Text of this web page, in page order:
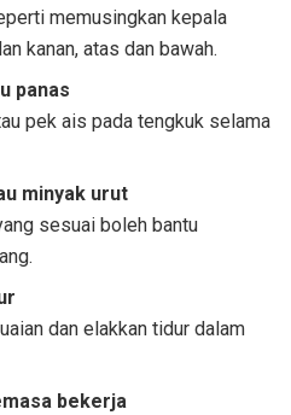
memusingkan kepala
kanan, atas dan bawah.
panas
pek ais pada tengkuk selama
minyak urut
sesuai boleh bantu
dan elakkan tidur dalam
bekerja